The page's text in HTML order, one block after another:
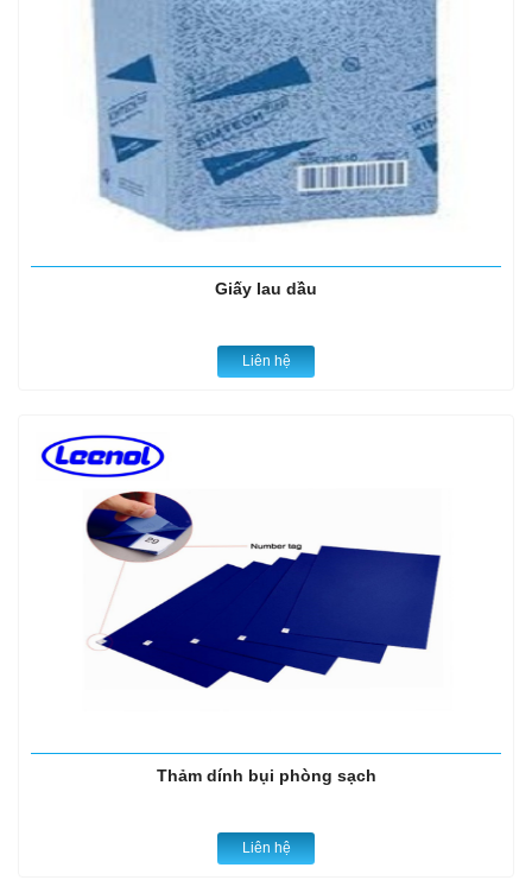
Giấy lau dầu
Liên hệ
Thảm dính bụi phòng sạch
Liên hệ